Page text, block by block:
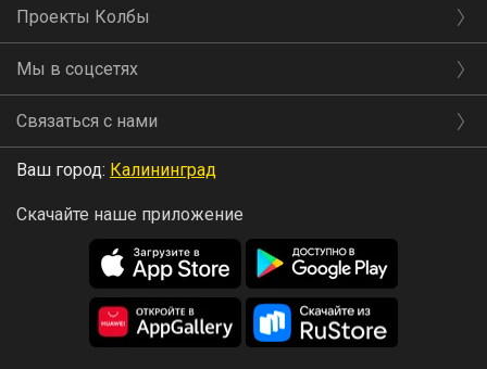
Проекты Колбы
Мы в соцсетях
Связаться с нами
Ваш город: Калининград
Скачайте наше приложение